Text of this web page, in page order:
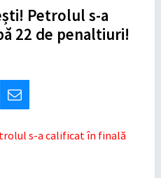
Petrolul s-a
22 de penaltiuri!